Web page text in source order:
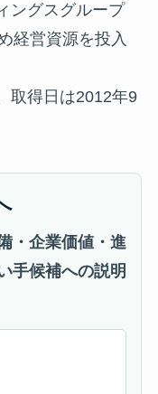
ングスグループ
経営資源を投入
取得日は2012年9
・企業価値・進
手候補への説明